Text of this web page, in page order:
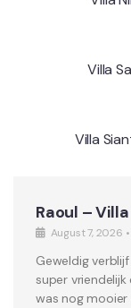
Villa
Villa
Raoul –
August 7, 2026 •
Geweldig
super
was nog mooier